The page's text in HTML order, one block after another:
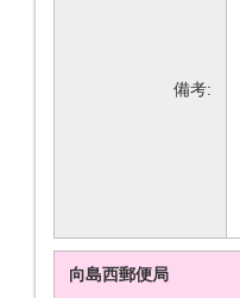
備考:
向島西郵便局